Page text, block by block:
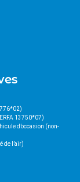
13750*07)
d’occasion (non-
de l’air)